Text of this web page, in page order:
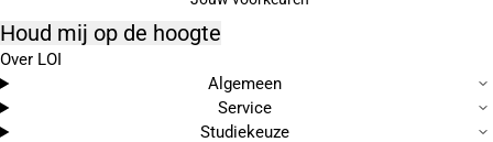
Houd mij op de hoogte
Over LOI
Algemeen
Service
Studiekeuze